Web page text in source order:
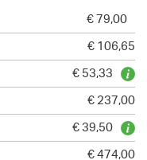
€ 79,00
€ 106,65
€ 53,33
€ 237,00
€ 39,50
€ 474,00